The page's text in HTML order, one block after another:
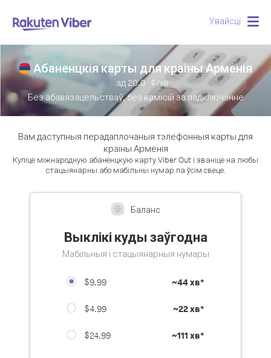
Увайсці
Абаненцкія карты для краіны Арменія
ад 20.0 ¢/хв
Без абавязацельстваў, без камісій за падключэнне
Вам даступныя перадаплочаныя тэлефонныя карты для
краіны Арменія
Купіце міжнародную абаненцкую карту Viber Out і званіце на любы
стацыянарны або мабільны нумар па ўсім свеце.
Баланс
Выклікі куды заўгодна
Мабільныя і стацыянарныя нумары
$9.99 ~44 хв*
$4.99 ~22 хв*
$24.99 ~111 хв*